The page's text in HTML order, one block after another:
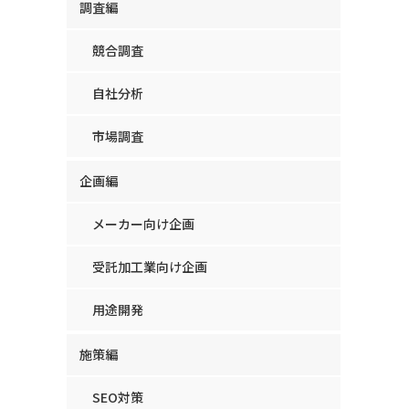
調査編
競合調査
自社分析
市場調査
企画編
メーカー向け企画
受託加工業向け企画
用途開発
施策編
SEO対策